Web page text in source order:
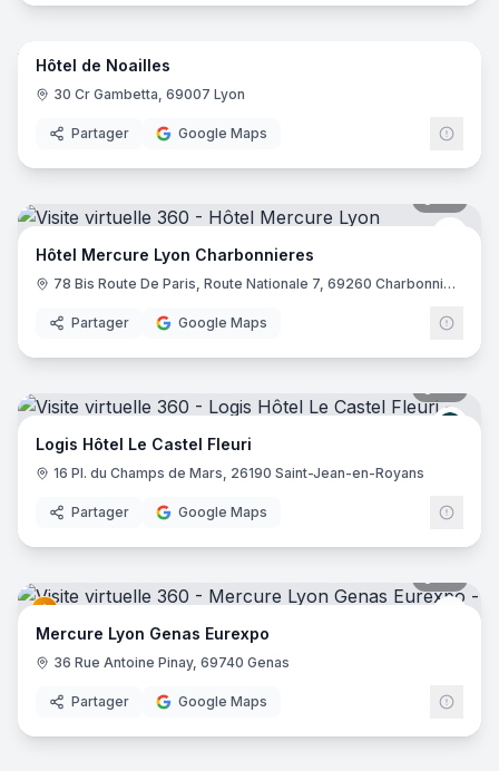
17
Hôtel de Noailles
30 Cr Gambetta, 69007 Lyon
Partager Google Maps
Hôtel Mercure Lyon Charbonnieres
78 Bis Route De Paris, Route Nationale 7, 69260 Charbonnières-les-Bains
Partager Google Maps
Logis Hôtel Le Castel Fleuri
16 Pl. du Champs de Mars, 26190 Saint-Jean-en-Royans
Partager Google Maps
Mercure Lyon Genas Eurexpo
36 Rue Antoine Pinay, 69740 Genas
Partager Google Maps
10